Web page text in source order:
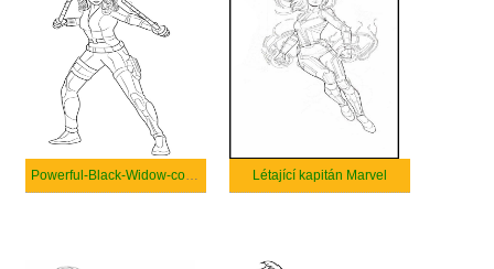
Powerful-Black-Widow-coloring Létající kapitán Marvel